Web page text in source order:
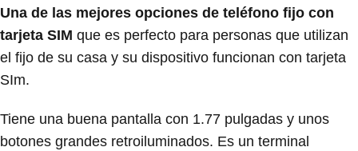
Una de las mejores opciones de teléfono fijo con
tarjeta SIM que es perfecto para personas que utilizan
el fijo de su casa y su dispositivo funcionan con tarjeta
SIm.
Tiene una buena pantalla con 1.77 pulgadas y unos
botones grandes retroiluminados. Es un terminal